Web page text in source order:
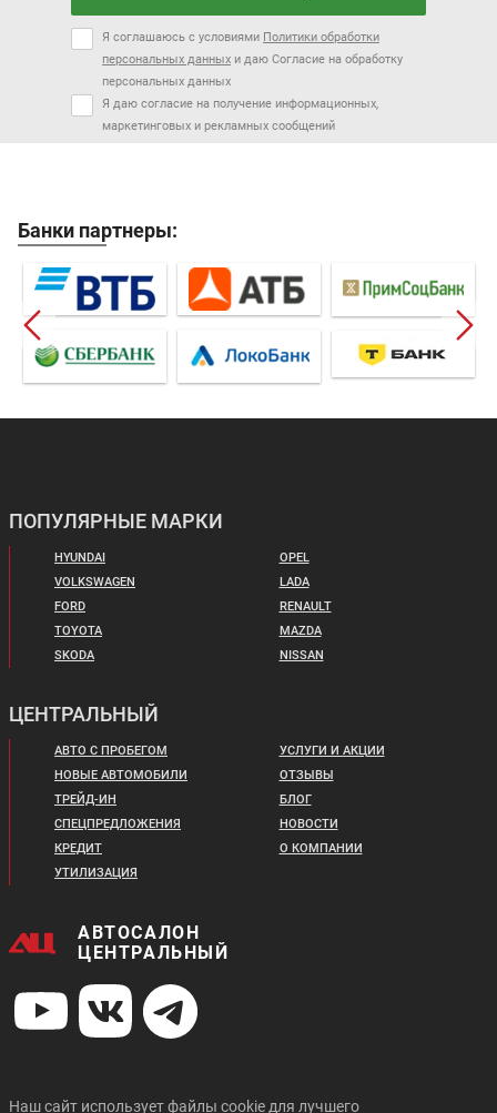
Я соглашаюсь с условиями Политики обработки
персональных данных и даю Согласие на обработку
персональных данных
Я даю согласие на получение информационных,
маркетинговых и рекламных сообщений
Банки партнеры:
ПОПУЛЯРНЫЕ МАРКИ
HYUNDAI
VOLKSWAGEN
FORD
TOYOTA
SKODA
OPEL
LADA
RENAULT
MAZDA
NISSAN
ЦЕНТРАЛЬНЫЙ
АВТО С ПРОБЕГОМ
НОВЫЕ АВТОМОБИЛИ
ТРЕЙД-ИН
СПЕЦПРЕДЛОЖЕНИЯ
КРЕДИТ
УТИЛИЗАЦИЯ
УСЛУГИ И АКЦИИ
ОТЗЫВЫ
БЛОГ
НОВОСТИ
О КОМПАНИИ
АВТОСАЛОН
ЦЕНТРАЛЬНЫЙ
Наш сайт использует файлы cookie для лучшего